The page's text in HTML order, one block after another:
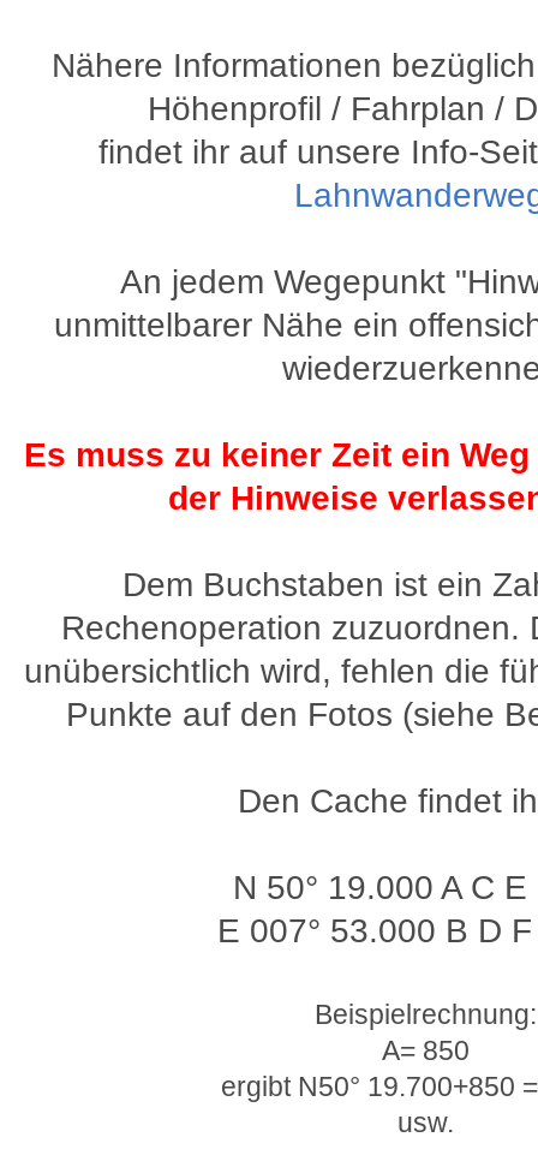
Nähere Informationen
Höhenprofil / Fahrplan /
findet ihr auf unsere Info-
An jedem Wegepunkt
unmittelbarer Nähe ein
Es muss zu keiner Zeit ein
der Hinweise
Dem Buchstaben ist ein
Rechenoperation zuzuordnen.
unübersichtlich wird, fehlen die
Punkte auf den Fotos (siehe
Den Cache findet
N 50° 19.000 A C
E 007° 53.000 B D
Beispielrechnung:
A= 850
ergibt N50° 19.700+850
usw.